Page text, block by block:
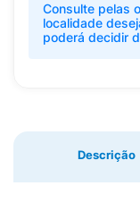
Consulte pelas
localidade
poderá decidir
Descrição